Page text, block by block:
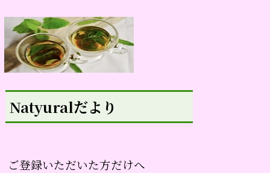
Natyuralだより
ご登録いただいた方だけへ